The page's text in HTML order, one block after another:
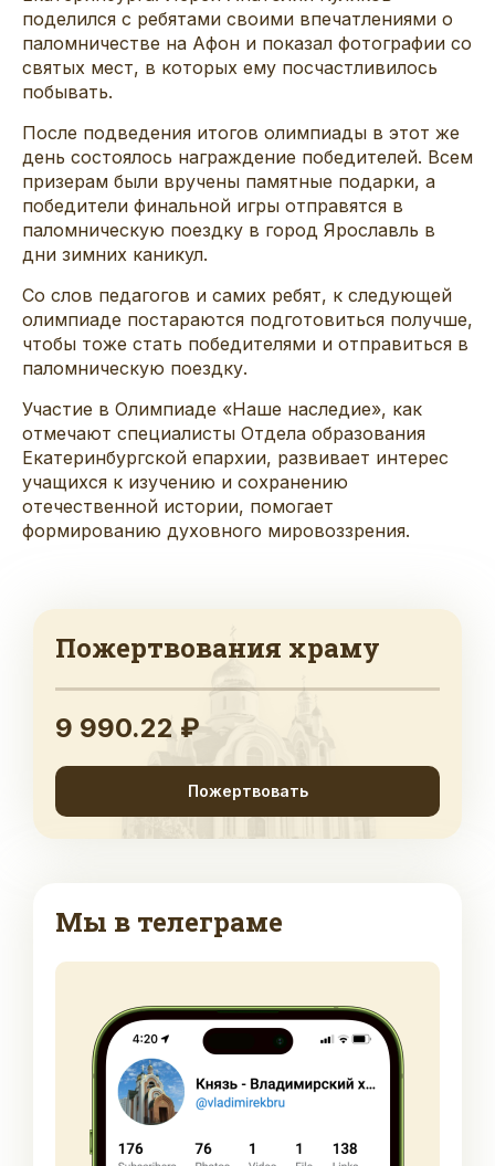
поделился с ребятами своими впечатлениями о
паломничестве на Афон и показал фотографии со
святых мест, в которых ему посчастливилось
побывать.
После подведения итогов олимпиады в этот же
день состоялось награждение победителей. Всем
призерам были вручены памятные подарки, а
победители финальной игры отправятся в
паломническую поездку в город Ярославль в
дни зимних каникул.
Со слов педагогов и самих ребят, к следующей
олимпиаде постараются подготовиться получше,
чтобы тоже стать победителями и отправиться в
паломническую поездку.
Участие в Олимпиаде «Наше наследие», как
отмечают специалисты Отдела образования
Екатеринбургской епархии, развивает интерес
учащихся к изучению и сохранению
отечественной истории, помогает
формированию духовного мировоззрения.
Пожертвования храму
9 990.22 ₽
Пожертвовать
Мы в телеграме